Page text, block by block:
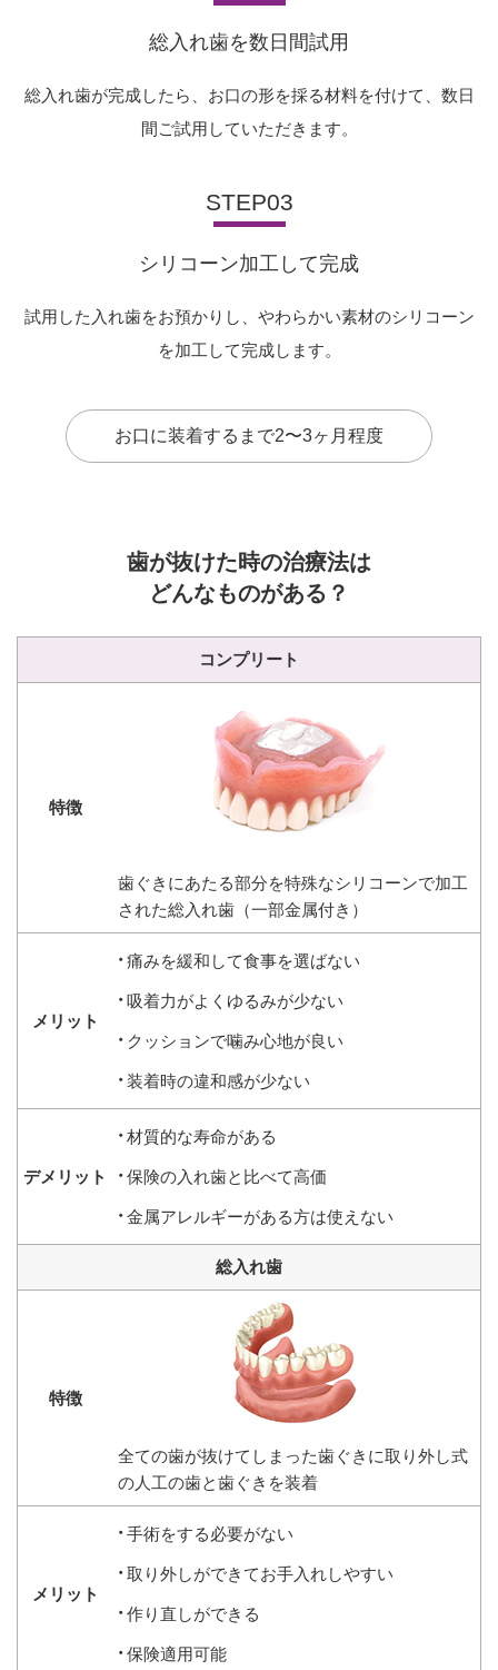
総入れ歯を数日間試用
総入れ歯が完成したら、お口の形を採る材料を付けて、数日
間ご試用していただきます。
STEP03
シリコーン加工して完成
試用した入れ歯をお預かりし、やわらかい素材のシリコーン
を加工して完成します。
お口に装着するまで2〜3ヶ月程度
歯が抜けた時の治療法は
どんなものがある？
コンプリート
歯ぐきにあたる部分を特殊なシリコーンで加工
された総入れ歯（一部金属付き）
痛みを緩和して食事を選ばない
吸着力がよくゆるみが少ない
クッションで噛み心地が良い
装着時の違和感が少ない
材質的な寿命がある
保険の入れ歯と比べて高価
金属アレルギーがある方は使えない
総入れ歯
全ての歯が抜けてしまった歯ぐきに取り外し式
の人工の歯と歯ぐきを装着
手術をする必要がない
取り外しができてお手入れしやすい
作り直しができる
保険適用可能